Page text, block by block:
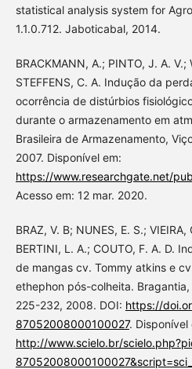
statistical analysis system for
1.1.0.712. Jaboticabal, 2014.
BRACKMANN, A.; PINTO, J. A. V.;
STEFFENS, C. A. Indução da
ocorrência de distúrbios
durante o armazenamento em
Brasileira de Armazenamento,
2007. Disponível em:
https://www.researchgate.net/
Acesso em: 12 mar. 2020.
BRAZ, V. B; NUNES, E. S.;
BERTINI, L. A.; COUTO, F. A. D.
de mangas cv. Tommy atkins e
ethephon pós-colheita. Bragantia,
225-232, 2008. DOI: https://
87052008000100027. Disponível
http://www.scielo.br/